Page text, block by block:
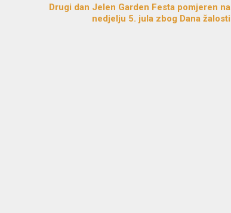
Drugi dan Jelen Garden Festa pomjeren na
nedjelju 5. jula zbog Dana žalosti